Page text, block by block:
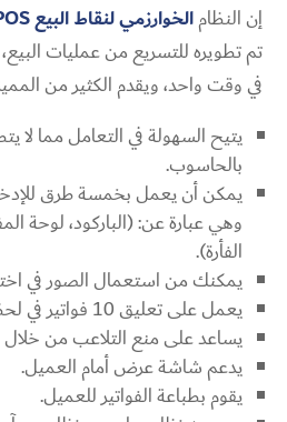
إن النظامالخوارزمي لنقاط البيع
تم تطويره للتسريع من عمليات
في وقت واحد، ويقدم الكثير من
يتيح السهولة في التعامل مما لا
بالحاسوب.
يمكن أن يعمل بخمسة طرق
وهي عبارة عن: (الباركود، لوحة
الفأرة).
يمكنك من استعمال الصور في
يعمل على تعليق 10 فواتير في لحظة واحدة.
يساعد على منع التلاعب من خلال
يدعم شاشة عرض أمام العميل.
يقوم بطباعة الفواتير للعميل.